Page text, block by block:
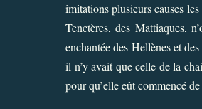
imitations plusieurs causes
Tenctères, des Mattiaques,
enchantée des Hellènes et
il n’y avait que celle de la
pour qu’elle eût commencé